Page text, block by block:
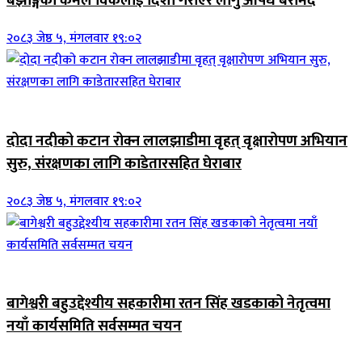
२०८३ जेष्ठ ५, मंगलवार १९:०२
दोदा नदीको कटान रोक्न लालझाडीमा वृहत् वृक्षारोपण अभियान
सुरु, संरक्षणका लागि काडेतारसहित घेराबार
२०८३ जेष्ठ ५, मंगलवार १९:०२
बागेश्वरी बहुउद्देश्यीय सहकारीमा रतन सिंह खडकाको नेतृत्वमा
नयाँ कार्यसमिति सर्वसम्मत चयन